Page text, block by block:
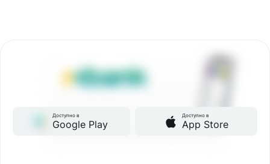
Доступно в
Google Play
Доступно в
App Store